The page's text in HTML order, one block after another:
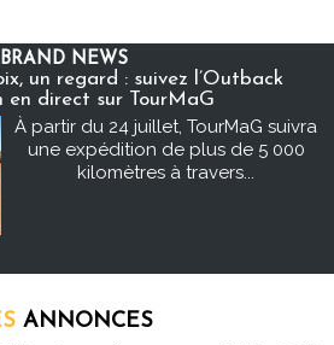
BRAND NEWS
un regard : suivez l’Outback
en direct sur TourMaG
À partir du 24 juillet, TourMaG suivra
une expédition de plus de 5 000
kilomètres à travers...
ANNONCES